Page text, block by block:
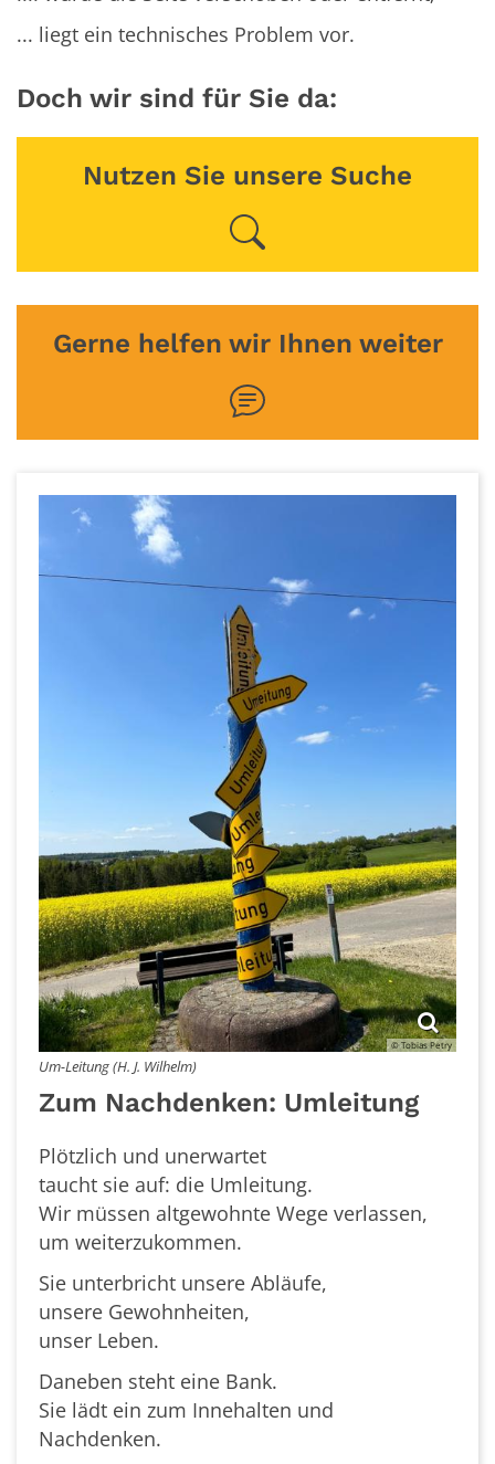
... liegt ein technisches Problem vor.
Doch wir sind für Sie da:
Nutzen Sie unsere Suche
Gerne helfen wir Ihnen weiter
© Tobias Petry
Um-Leitung (H. J. Wilhelm)
Zum Nachdenken: Umleitung
Plötzlich und unerwartet
taucht sie auf: die Umleitung.
Wir müssen altgewohnte Wege verlassen,
um weiterzukommen.
Sie unterbricht unsere Abläufe,
unsere Gewohnheiten,
unser Leben.
Daneben steht eine Bank.
Sie lädt ein zum Innehalten und
Nachdenken.